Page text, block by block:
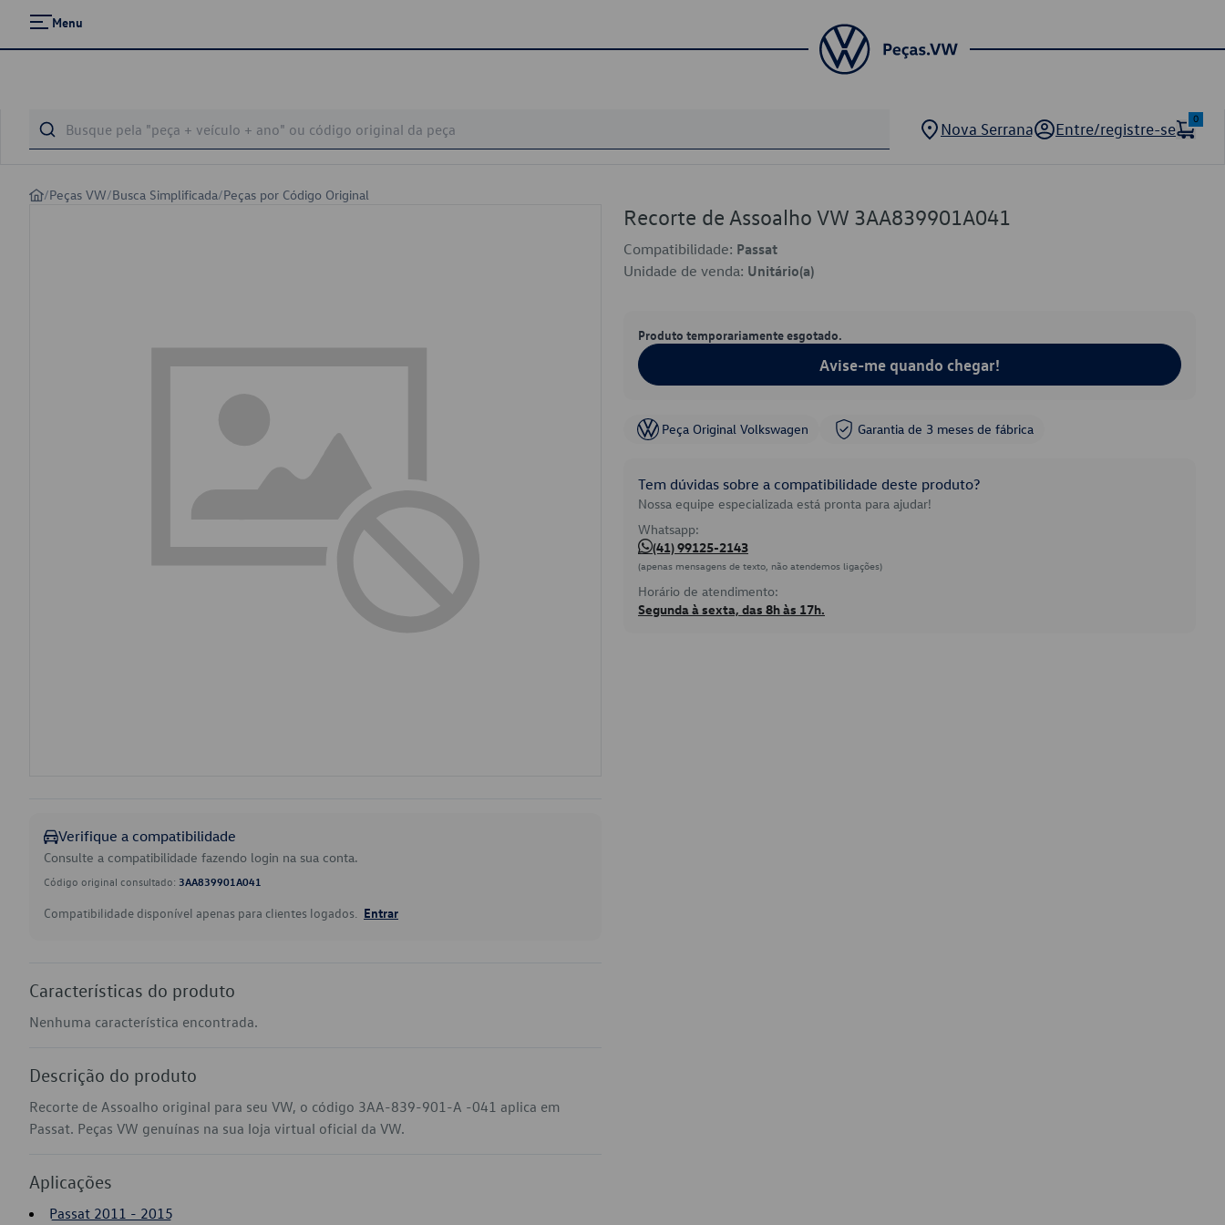
Menu
Nova Serrana Entre/registre-se
0
/Peças VW/Busca Simplificada/Peças por Código Original
Verifique a compatibilidade
Consulte a compatibilidade fazendo login na sua conta.
Código original consultado: 3AA839901A041
Compatibilidade disponível apenas para clientes logados. Entrar
Características do produto
Nenhuma característica encontrada.
Descrição do produto
Recorte de Assoalho original para seu VW, o código 3AA-839-901-A -041 aplica em
Passat. Peças VW genuínas na sua loja virtual oficial da VW.
Aplicações
Passat 2011 - 2015
Recorte de Assoalho VW 3AA839901A041
Compatibilidade: Passat
Unidade de venda: Unitário(a)
Produto temporariamente esgotado.
Avise-me quando chegar!
Peça Original Volkswagen Garantia de 3 meses de fábrica
Tem dúvidas sobre a compatibilidade deste produto?
Nossa equipe especializada está pronta para ajudar!
Whatsapp:
(41) 99125-2143
(apenas mensagens de texto, não atendemos ligações)
Horário de atendimento:
Segunda à sexta, das 8h às 17h.